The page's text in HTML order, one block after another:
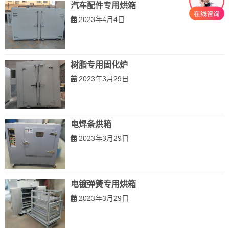
汽车配件专用烘箱
2023年4月4日
树脂专用固化炉
2023年3月29日
电焊条烘箱
2023年3月29日
电镀弹簧专用烘箱
2023年3月29日